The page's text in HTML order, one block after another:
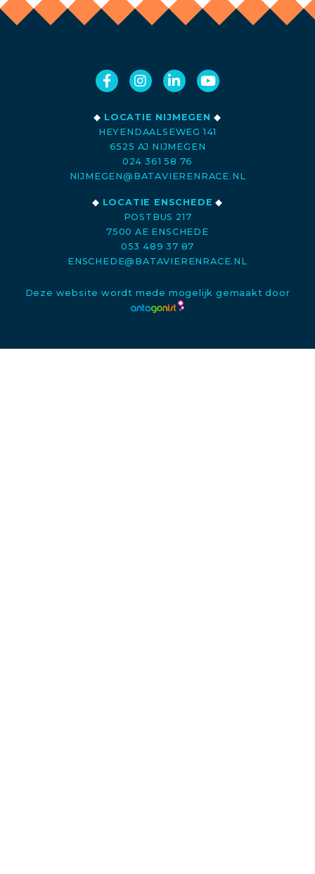
◆ LOCATIE NIJMEGEN ◆
HEYENDAALSEWEG 141
6525 AJ NIJMEGEN
024 361 58 76
NIJMEGEN@BATAVIERENRACE.NL
◆ LOCATIE ENSCHEDE ◆
POSTBUS 217
7500 AE ENSCHEDE
053 489 37 87
ENSCHEDE@BATAVIERENRACE.NL
Deze website wordt mede mogelijk gemaakt door